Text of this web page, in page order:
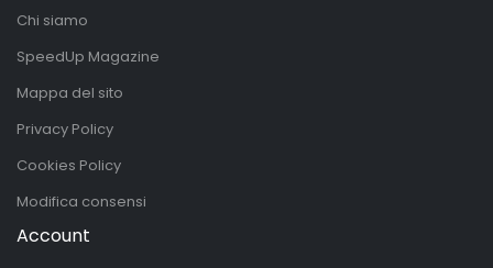
Chi siamo
SpeedUp Magazine
Mappa del sito
Privacy Policy
Cookies Policy
Modifica consensi
Account